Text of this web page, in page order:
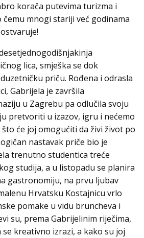
korača putevima turizma i
mnogi stariji već godinama
lica, smješka se dok
priču. Rođena i odrasla
Gabrijela je završila
u Zagrebu pa odlučila svoju
pretvoriti u izazov, igru i nećemo
će joj omogućiti da živi život po
nastavak priče bio je
trenutno studentica treće
studija, a u listopadu se planira
gastronomiju, na prvu ljubav
Hrvatsku Kostajnicu vrlo
pomake u vidu bruncheva i
su, prema Gabrijelinim riječima,
kreativno izrazi, a kako su joj